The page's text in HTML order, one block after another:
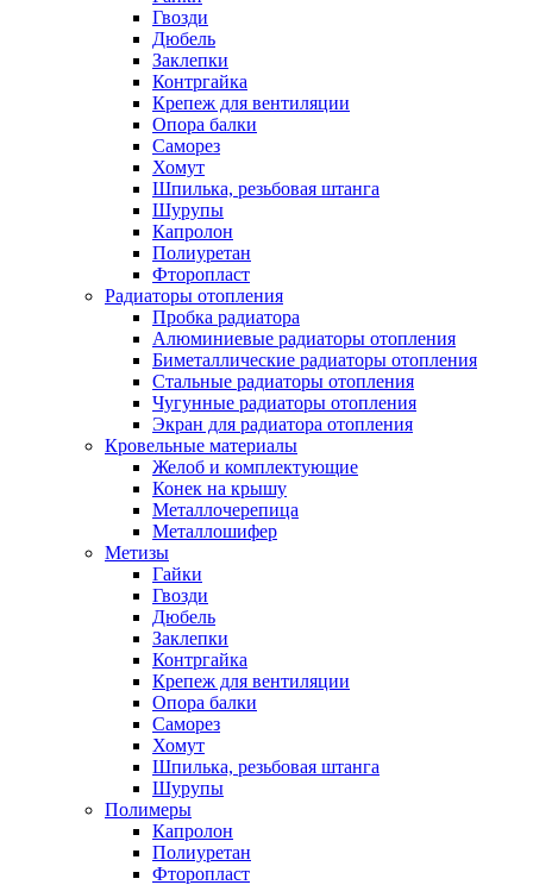
Гвозди
Дюбель
Заклепки
Контргайка
Крепеж для вентиляции
Опора балки
Саморез
Хомут
Шпилька, резьбовая штанга
Шурупы
Капролон
Полиуретан
Фторопласт
Радиаторы отопления
Пробка радиатора
Алюминиевые радиаторы отопления
Биметаллические радиаторы отопления
Стальные радиаторы отопления
Чугунные радиаторы отопления
Экран для радиатора отопления
Кровельные материалы
Желоб и комплектующие
Конек на крышу
Металлочерепица
Металлошифер
Метизы
Гайки
Гвозди
Дюбель
Заклепки
Контргайка
Крепеж для вентиляции
Опора балки
Саморез
Хомут
Шпилька, резьбовая штанга
Шурупы
Полимеры
Капролон
Полиуретан
Фторопласт